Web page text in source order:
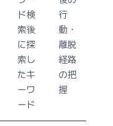
ド検
索後
に探
索し
たキ
ーワ
ード
行
動・
離脱
経路
の把
握